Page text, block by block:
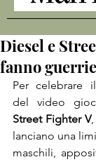
Diesel e
fanno
Per celebrare
del video
Street Fighter V,
lanciano una
maschili,